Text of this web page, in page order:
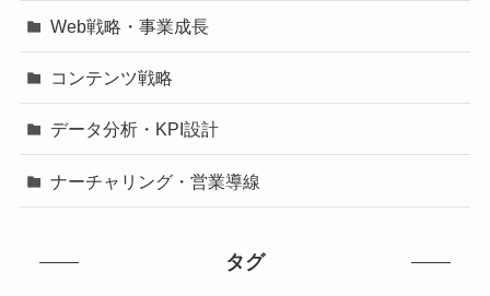
Web戦略・事業成長
コンテンツ戦略
データ分析・KPI設計
ナーチャリング・営業導線
タグ